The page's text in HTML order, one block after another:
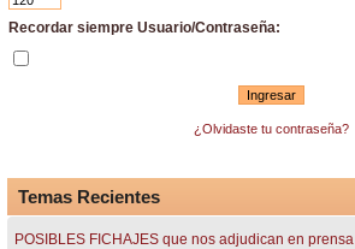
Recordar siempre Usuario/Contraseña:
¿Olvidaste tu contraseña?
Temas Recientes
POSIBLES FICHAJES que nos adjudican en prensa